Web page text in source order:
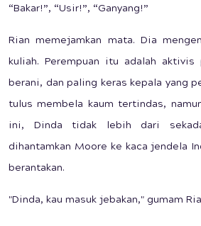
“Bakar!”, “Usir!”, “Ganyang!”
Rian memejamkan mata. Dia
kuliah. Perempuan itu adalah
berani, dan paling keras kepala yang
tulus membela kaum tertindas,
ini, Dinda tidak lebih dari
dihantamkan Moore ke kaca jendela
berantakan.
"Dinda, kau masuk jebakan," gumam